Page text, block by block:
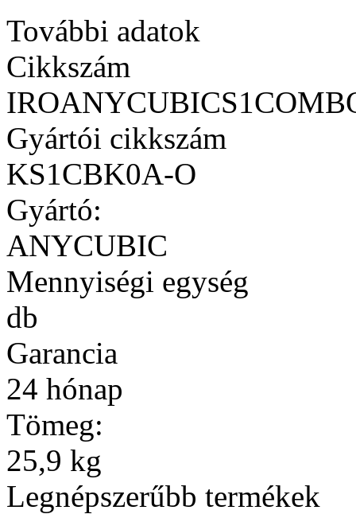
További adatok
Cikkszám
Gyártói cikkszám
KS1CBK0A-O
Gyártó:
ANYCUBIC
Mennyiségi egység
db
Garancia
24 hónap
Tömeg:
25,9 kg
Legnépszerűbb termékek